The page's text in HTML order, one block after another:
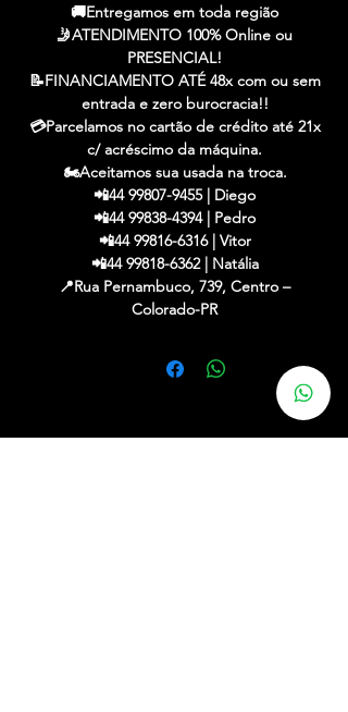
🚚Entregamos em toda região
🤳ATENDIMENTO 100% Online ou
PRESENCIAL!
📝FINANCIAMENTO ATÉ 48x com ou sem
entrada e zero burocracia!!
💳Parcelamos no cartão de crédito até 21x
c/ acréscimo da máquina.
🏍️Aceitamos sua usada na troca.
📲44 99807-9455 | Diego
📲44 99838-4394 | Pedro
📲44 99816-6316 | Vitor
📲44 99818-6362 | Natália
📍Rua Pernambuco, 739, Centro –
Colorado-PR